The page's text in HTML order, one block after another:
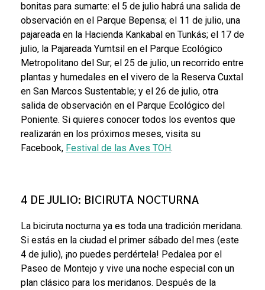
bonitas para sumarte: el 5 de julio habrá una salida de
observación en el Parque Bepensa; el 11 de julio, una
pajareada en la Hacienda Kankabal en Tunkás; el 17 de
julio, la Pajareada Yumtsil en el Parque Ecológico
Metropolitano del Sur; el 25 de julio, un recorrido entre
plantas y humedales en el vivero de la Reserva Cuxtal
en San Marcos Sustentable; y el 26 de julio, otra
salida de observación en el Parque Ecológico del
Poniente. Si quieres conocer todos los eventos que
realizarán en los próximos meses, visita su
Facebook, Festival de las Aves TOH.
4 DE JULIO: BICIRUTA NOCTURNA
La biciruta nocturna ya es toda una tradición meridana.
Si estás en la ciudad el primer sábado del mes (este
4 de julio), ¡no puedes perdértela! Pedalea por el
Paseo de Montejo y vive una noche especial con un
plan clásico para los meridanos. Después de la